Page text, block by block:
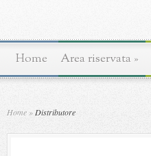
Home Area riservata »
Home » Distributore